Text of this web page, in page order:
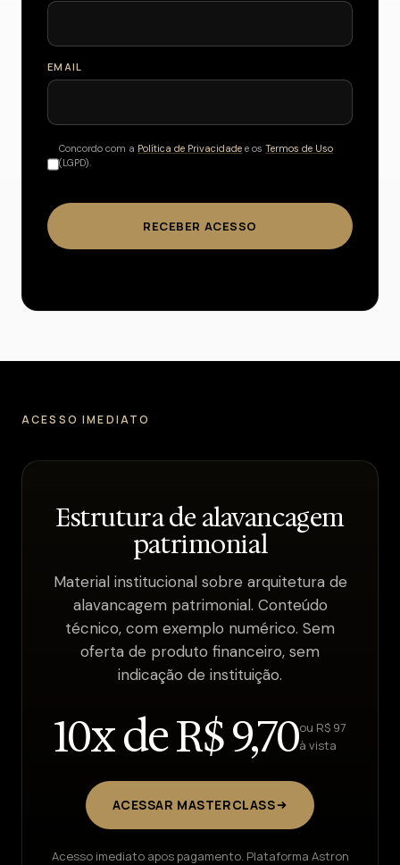
EMAIL
Concordo com a Política de Privacidade e os Termos de Uso
(LGPD).
RECEBER ACESSO
ACESSO IMEDIATO
Estrutura de alavancagem
patrimonial
Material institucional sobre arquitetura de
alavancagem patrimonial. Conteúdo
técnico, com exemplo numérico. Sem
oferta de produto financeiro, sem
indicação de instituição.
10x de R$ 9,70ou R$ 97
à vista
ACESSAR MASTERCLASS
Acesso imediato apos pagamento. Plataforma Astron